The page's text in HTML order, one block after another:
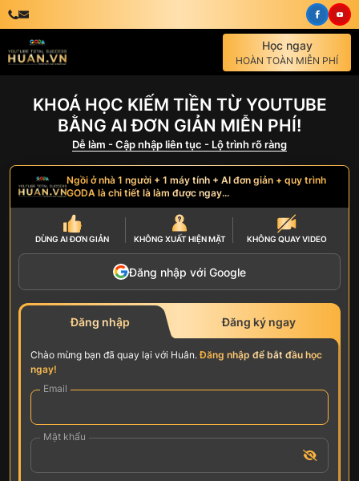
Học ngay
HOÀN TOÀN MIỄN PHÍ
KHOÁ HỌC KIẾM TIỀN TỪ YOUTUBE
BẰNG AI ĐƠN GIẢN MIỄN PHÍ!
Dễ làm - Cập nhập liên tục - Lộ trình rõ ràng
Ngồi ở nhà 1 người + 1 máy tính + AI đơn giản + quy trình
GODA là chi tiết là làm được ngay...
DÙNG AIĐƠN GIẢN KHÔNG XUẤT HIỆN MẶT KHÔNG QUAY VIDEO
Đăng nhập với Google
Đăng nhập Đăng ký ngay
Chào mừng bạn đã quay lại với Huân. Đăng nhập để bắt đầu học
ngay!
Email
Mật khẩu